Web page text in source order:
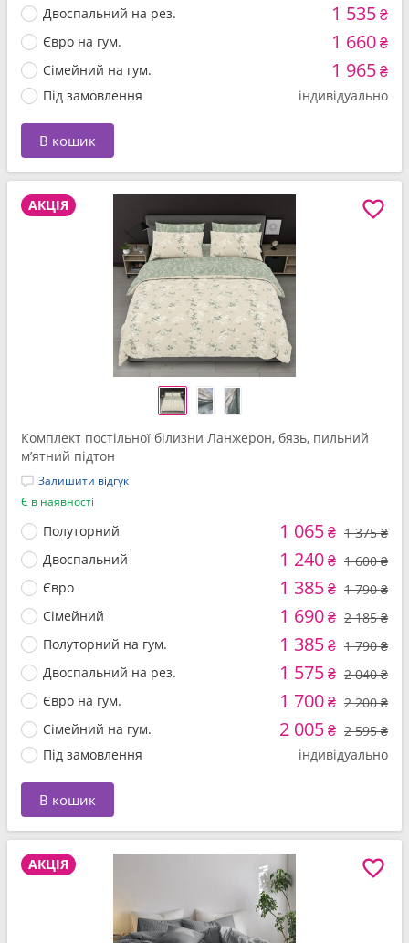
Двоспальний на рез. 1 535₴
Євро на гум. 1 660₴
Сімейний на гум. 1 965₴
Під замовлення індивідуально
В кошик
АКЦІЯ
Комплект постільної білизни Ланжерон, бязь, пильний
м’ятний підтон
Залишити відгук
Є в наявності
Полуторний 1 065₴ 1 375 ₴
Двоспальний
1 240₴ 1 600 ₴
Євро
1 385₴ 1 790 ₴
Сімейний
1 690₴ 2 185 ₴
Полуторний на гум.
1 385₴ 1 790 ₴
Двоспальний на рез.
1 575₴ 2 040 ₴
Євро на гум.
1 700₴ 2 200 ₴
Сімейний на гум.
2 005₴ 2 595 ₴
Під замовлення
індивідуально
В кошик
АКЦІЯ